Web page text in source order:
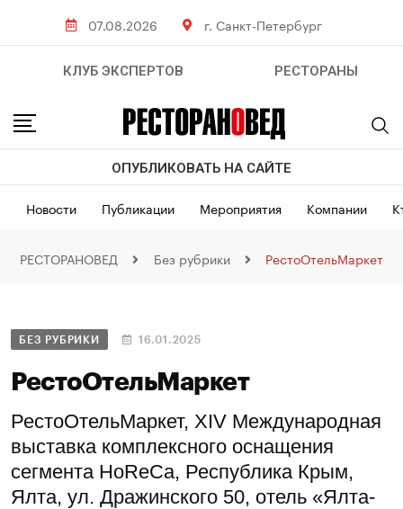
07.08.2026 г. Санкт-Петербург
КЛУБ ЭКСПЕРТОВ РЕСТОРАНЫ
ОПУБЛИКОВАТЬ НА САЙТЕ
Новости Публикации Мероприятия Компании
РЕСТОРАНОВЕД Без рубрики РестоОтельМаркет
БЕЗ РУБРИКИ 16.01.2025
РестоОтельМаркет
РестоОтельМаркет, XIV Международная
выставка комплексного оснащения
сегмента HoReCa, Республика Крым,
Ялта, ул. Дражинского 50, отель «Ялта-